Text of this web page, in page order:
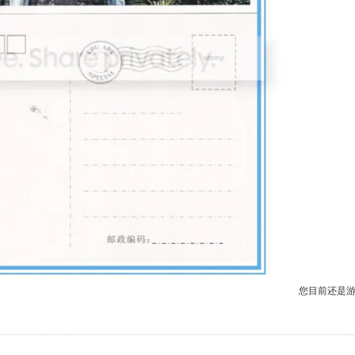
您目前还是